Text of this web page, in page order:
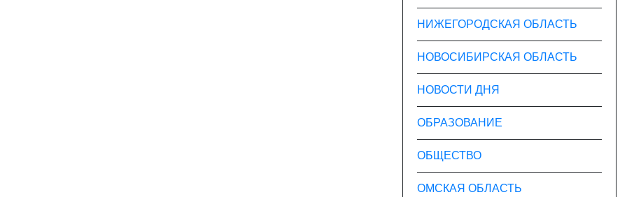
НИЖЕГОРОДСКАЯ ОБЛАСТЬ
НОВОСИБИРСКАЯ ОБЛАСТЬ
НОВОСТИ ДНЯ
ОБРАЗОВАНИЕ
ОБЩЕСТВО
ОМСКАЯ ОБЛАСТЬ